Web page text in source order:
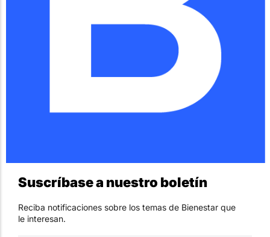
Suscríbase a nuestro boletín
Reciba notificaciones sobre los temas de Bienestar que
le interesan.